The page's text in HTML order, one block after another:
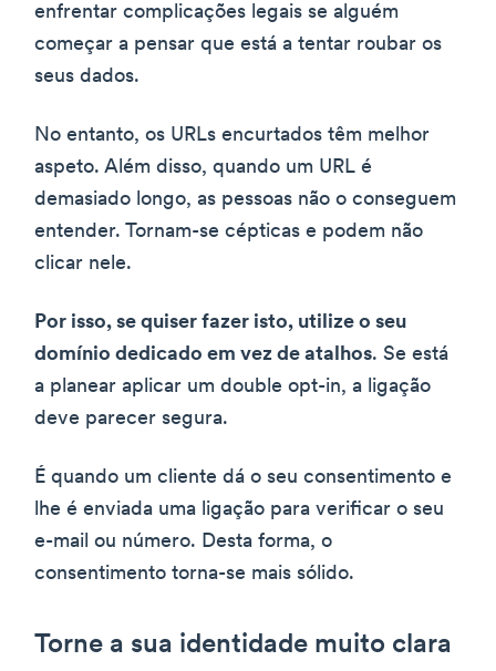
enfrentar complicações legais se alguém
começar a pensar que está a tentar roubar os
seus dados.
No entanto, os URLs encurtados têm melhor
aspeto. Além disso, quando um URL é
demasiado longo, as pessoas não o conseguem
entender. Tornam-se cépticas e podem não
clicar nele.
Por isso, se quiser fazer isto, utilize o seu
domínio dedicado em vez de atalhos. Se está
a planear aplicar um double opt-in, a ligação
deve parecer segura.
É quando um cliente dá o seu consentimento e
lhe é enviada uma ligação para verificar o seu
e-mail ou número. Desta forma, o
consentimento torna-se mais sólido.
Torne a sua identidade muito clara